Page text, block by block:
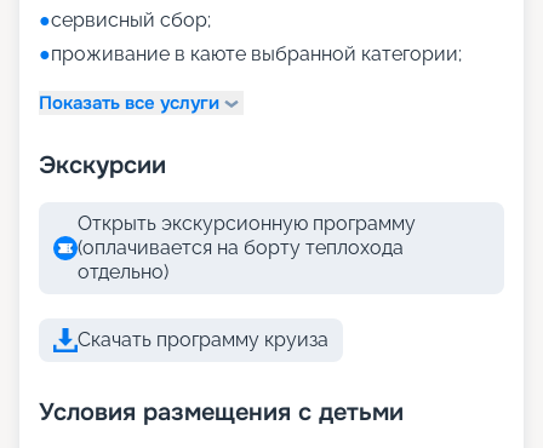
●сервисный сбор;
●проживание в каюте выбранной категории;
Показать все услуги
Экскурсии
Открыть экскурсионную программу
(оплачивается на борту теплохода
отдельно)
Скачать программу круиза
Условия размещения с детьми